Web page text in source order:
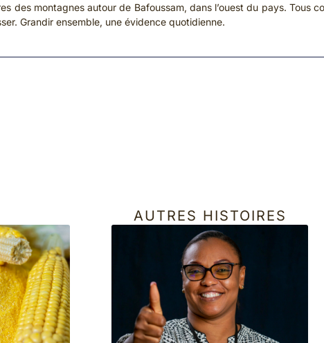
des montagnes autour de Bafoussam, dans l’ouest du pays. Tous
Grandir ensemble, une évidence quotidienne.
AUTRES HISTOIRES